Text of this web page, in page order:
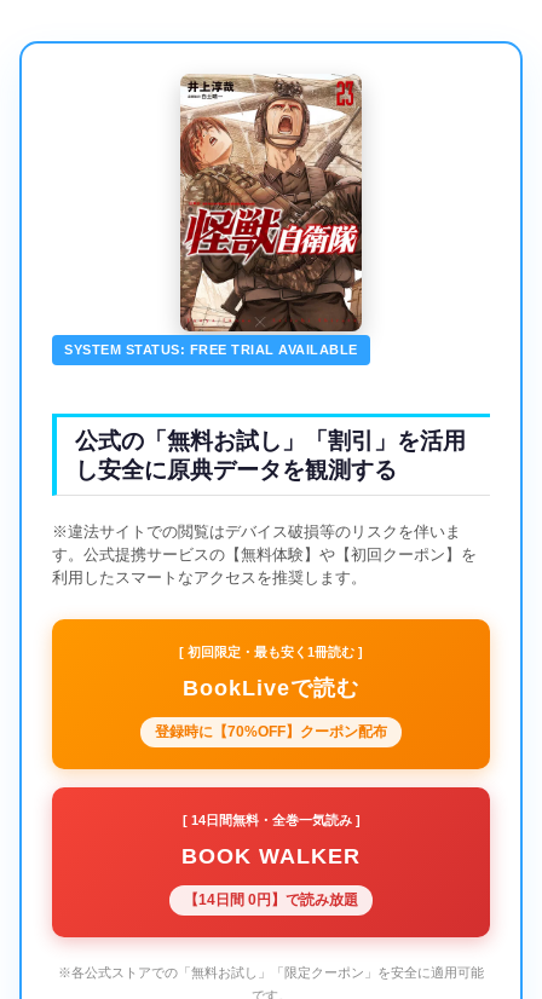
SYSTEM STATUS: FREE TRIAL AVAILABLE
公式の「無料お試し」「割引」を活用
し安全に原典データを観測する
※違法サイトでの閲覧はデバイス破損等のリスクを伴いま
す。公式提携サービスの【無料体験】や【初回クーポン】を
利用したスマートなアクセスを推奨します。
[ 初回限定・最も安く1冊読む ]
BookLiveで読む
登録時に【70%OFF】クーポン配布
[ 14日間無料・全巻一気読み ]
BOOK WALKER
【14日間 0円】で読み放題
※各公式ストアでの「無料お試し」「限定クーポン」を安全に適用可能
です。